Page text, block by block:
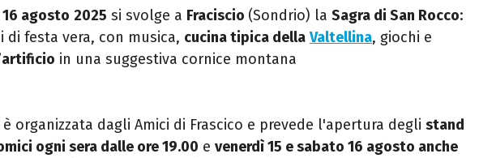
16 agosto 2025 si svolge a Fraciscio (Sondrio) la Sagra di San Rocco:
di festa vera, con musica, cucina tipica della Valtellina, giochi e
in una suggestiva cornice montana
è organizzata dagli Amici di Frascico e prevede l'apertura degli stand
ogni sera dalle ore 19.00 e venerdì 15 e sabato 16 agosto anche